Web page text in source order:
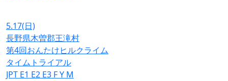
5.17(日)
長野県木曽郡王滝村
第4回おんたけヒルクライム
タイムトライアル
JPT E1 E2 E3 FY M